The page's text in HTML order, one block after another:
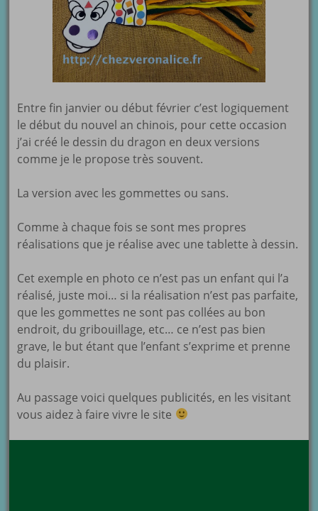
Entre fin janvier ou début février c’est logiquement
le début du nouvel an chinois, pour cette occasion
j’ai créé le dessin du dragon en deux versions
comme je le propose très souvent.
La version avec les gommettes ou sans.
Comme à chaque fois se sont mes propres
réalisations que je réalise avec une tablette à dessin.
Cet exemple en photo ce n’est pas un enfant qui l’a
réalisé, juste moi… si la réalisation n’est pas parfaite,
que les gommettes ne sont pas collées au bon
endroit, du gribouillage, etc… ce n’est pas bien
grave, le but étant que l’enfant s’exprime et prenne
du plaisir.
Au passage voici quelques publicités, en les visitant
vous aidez à faire vivre le site